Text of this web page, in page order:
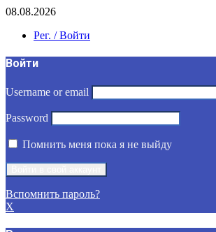
08.08.2026
Рег. / Войти
Войти
Username or email
Password
Помнить меня пока я не выйду
Вспомнить пароль?
X